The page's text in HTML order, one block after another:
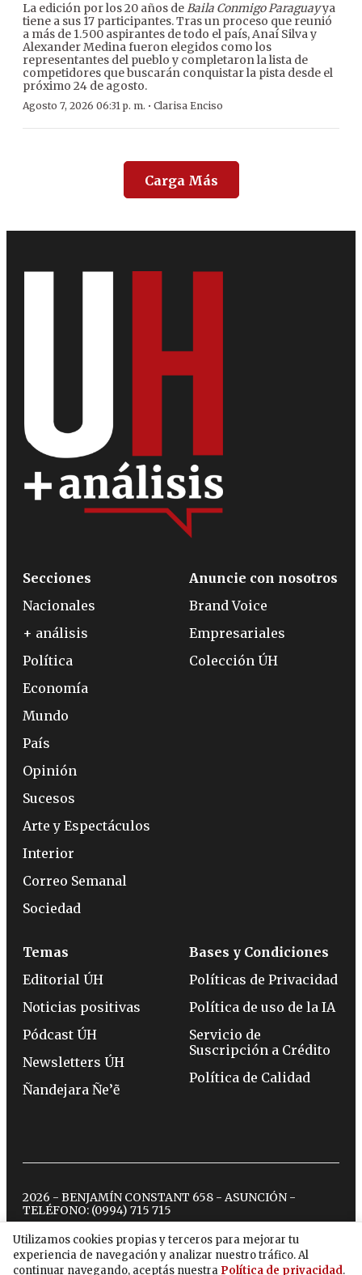
La edición por los 20 años deBaila Conmigo Paraguayya
tiene a sus 17 participantes. Tras un proceso que reunió
a más de 1.500 aspirantes de todo el país, Anaí Silva y
Alexander Medina fueron elegidos como los
representantes del pueblo y completaron la lista de
competidores que buscarán conquistar la pista desde el
próximo 24 de agosto.
Agosto 7, 2026 06:31 p. m. · Clarisa Enciso
Carga Más
Utilizamos cookies propias y terceros para mejorar tu
experiencia de navegación y analizar nuestro tráfico. Al
continuar navegando, aceptás nuestra Política de privacidad.
Secciones
Nacionales
+ análisis
Política
Economía
Mundo
País
Opinión
Sucesos
Arte y Espectáculos
Interior
Correo Semanal
Sociedad
Anuncie con nosotros
Brand Voice
Empresariales
Colección ÚH
Temas
Editorial ÚH
Noticias positivas
Pódcast ÚH
Newsletters ÚH
Ñandejara Ñe’ẽ
Bases y Condiciones
Políticas de Privacidad
Política de uso de la IA
Servicio de
Suscripción a Crédito
Política de Calidad
2026 - BENJAMÍN CONSTANT 658 - ASUNCIÓN -
TELÉFONO: (0994) 715 715
twitterinstagram
facebook
tiktokyoutubespotify